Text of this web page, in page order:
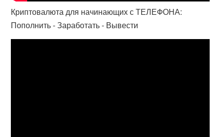
Криптовалюта для начинающих с ТЕЛЕФОНА:
Пополнить - Заработать - Вывести